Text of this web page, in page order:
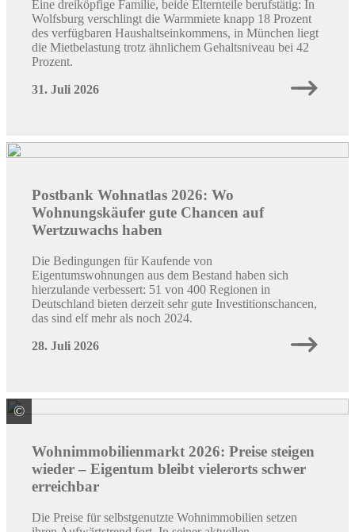
Eine dreiköpfige Familie, beide Elternteile berufstätig: In
Wolfsburg verschlingt die Warmmiete knapp 18 Prozent
des verfügbaren Haushaltseinkommens, in München liegt
die Mietbelastung trotz ähnlichem Gehaltsniveau bei 42
Prozent.
31. Juli 2026
Postbank Wohnatlas 2026: Wo
Wohnungskäufer gute Chancen auf
Wertzuwachs haben
Die Bedingungen für Kaufende von
Eigentumswohnungen aus dem Bestand haben sich
hierzulande verbessert: 51 von 400 Regionen in
Deutschland bieten derzeit sehr gute Investitionschancen,
das sind elf mehr als noch 2024.
28. Juli 2026
© Quelle: BVR
Wohnimmobilienmarkt 2026: Preise steigen
wieder – Eigentum bleibt vielerorts schwer
erreichbar
Die Preise für selbstgenutzte Wohnimmobilien setzen